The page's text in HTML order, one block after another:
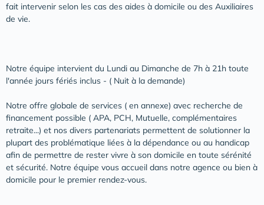
fait intervenir selon les cas des aides à domicile ou des Auxiliaires
de vie.
Notre équipe intervient du Lundi au Dimanche de 7h à 21h toute
l'année jours fériés inclus - ( Nuit à la demande)
Notre offre globale de services ( en annexe) avec recherche de
financement possible ( APA, PCH, Mutuelle, complémentaires
retraite...) et nos divers partenariats permettent de solutionner la
plupart des problématique liées à la dépendance ou au handicap
afin de permettre de rester vivre à son domicile en toute sérénité
et sécurité. Notre équipe vous accueil dans notre agence ou bien à
domicile pour le premier rendez-vous.